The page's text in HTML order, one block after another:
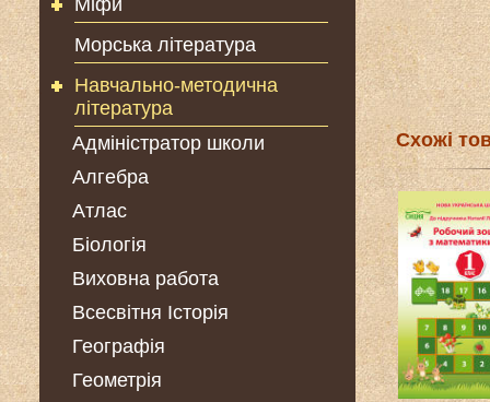
Міфи
Морська література
Навчально-методична
література
Адміністратор школи
Алгебра
Атлас
Біологія
Виховна работа
Всесвітня Історія
Географія
Геометрія
Схожі